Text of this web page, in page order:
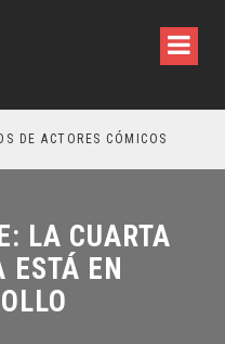
ACTORES CÓMICOS
LA CUARTA
EN